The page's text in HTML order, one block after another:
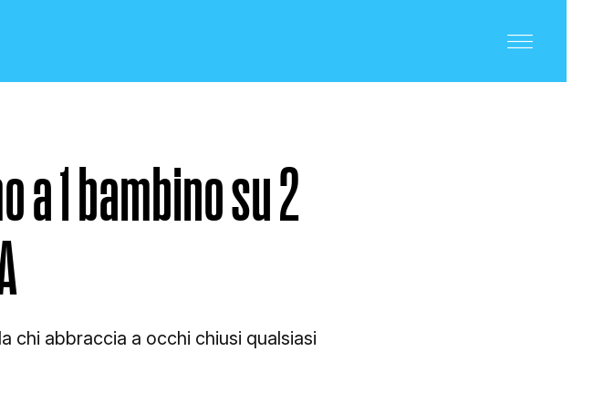
a 1 bambino su 2
chi abbraccia a occhi chiusi qualsiasi